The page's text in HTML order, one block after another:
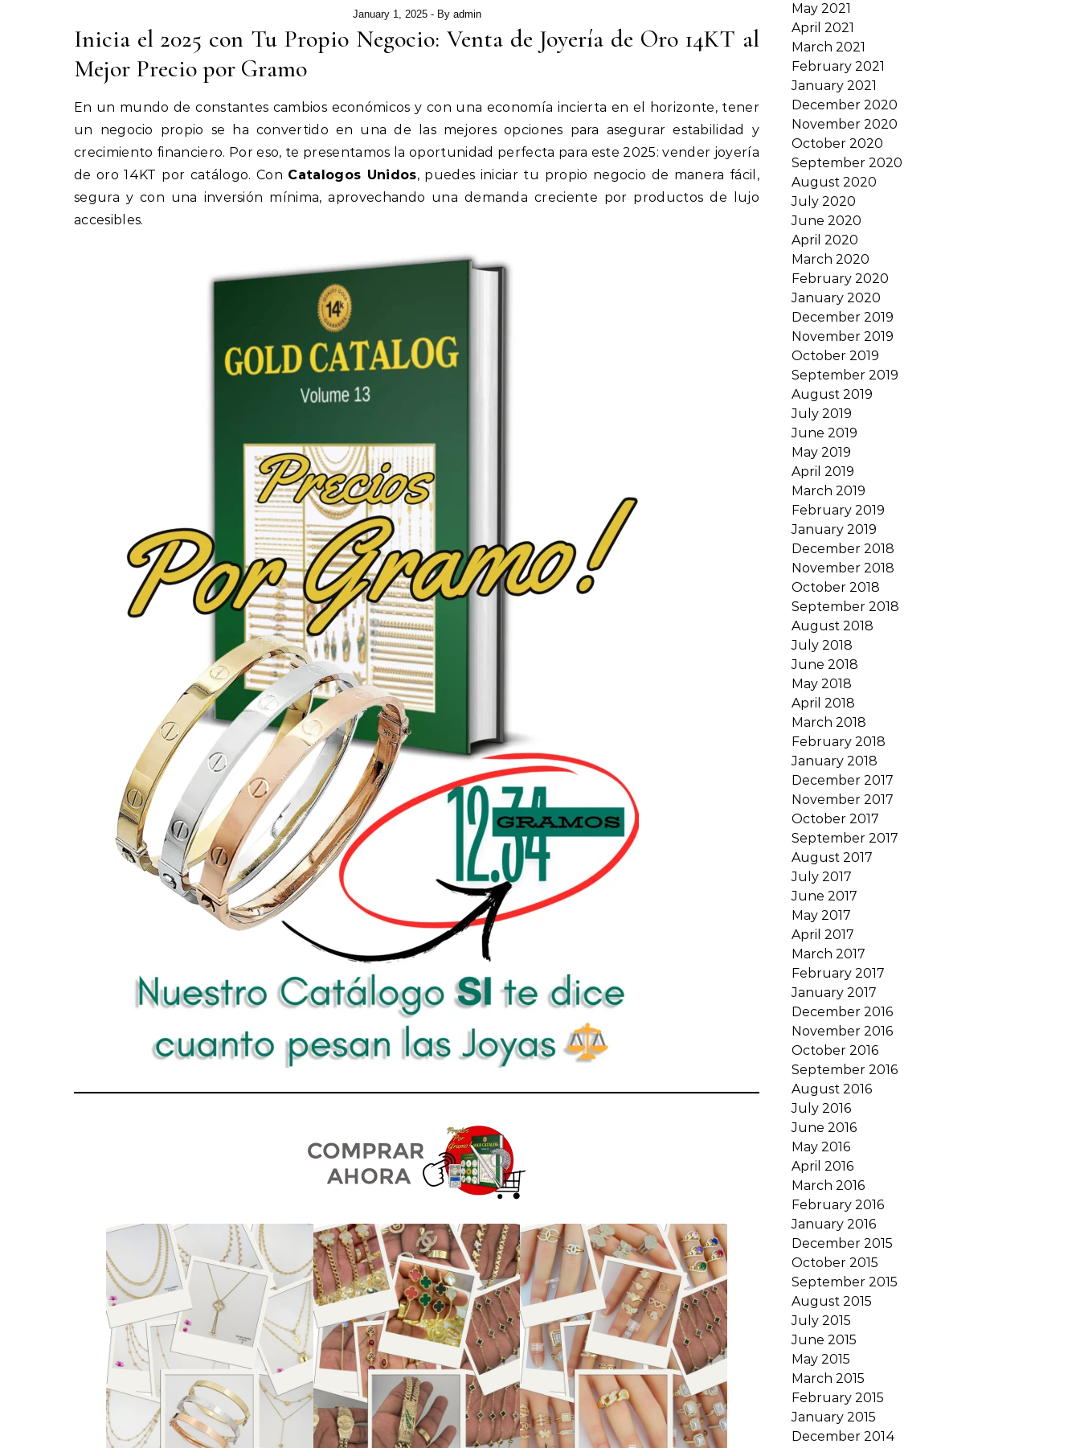
January 1, 2025 - By admin
Inicia el 2025 con Tu Propio Negocio: Venta de Joyería de Oro 14KT al
Mejor Precio por Gramo
En un mundo de constantes cambios económicos y con una economía incierta en el horizonte, tener
un negocio propio se ha convertido en una de las mejores opciones para asegurar estabilidad y
crecimiento financiero. Por eso, te presentamos la oportunidad perfecta para este 2025: vender joyería
de oro 14KT por catálogo. Con Catalogos Unidos, puedes iniciar tu propio negocio de manera fácil,
segura y con una inversión mínima, aprovechando una demanda creciente por productos de lujo
accesibles.
May 2021
April 2021
March 2021
February 2021
January 2021
December 2020
November 2020
October 2020
September 2020
August 2020
July 2020
June 2020
April 2020
March 2020
February 2020
January 2020
December 2019
November 2019
October 2019
September 2019
August 2019
July 2019
June 2019
May 2019
April 2019
March 2019
February 2019
January 2019
December 2018
November 2018
October 2018
September 2018
August 2018
July 2018
June 2018
May 2018
April 2018
March 2018
February 2018
January 2018
December 2017
November 2017
October 2017
September 2017
August 2017
July 2017
June 2017
May 2017
April 2017
March 2017
February 2017
January 2017
December 2016
November 2016
October 2016
September 2016
August 2016
July 2016
June 2016
May 2016
April 2016
March 2016
February 2016
January 2016
December 2015
October 2015
September 2015
August 2015
July 2015
June 2015
May 2015
March 2015
February 2015
January 2015
December 2014